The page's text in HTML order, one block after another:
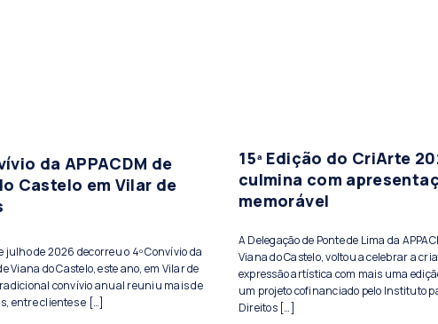
da APPACDM de
Castelo em Vilar de
julho de 2026 decorreu o 4º Convívio da
Viana do Castelo, este ano, em Vilar de
convívio anual reuniu mais de
entre clientes e […]
15ª Edição do CriArte
culmina com
memorável
A Delegação de Ponte de Lima da
Viana do Castelo, voltou a celebrar a
expressão artística com mais uma
um projeto cofinanciado pelo Instituto
Direitos […]